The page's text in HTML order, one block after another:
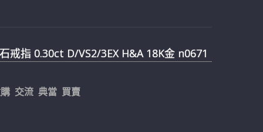
戒指 0.30ct D/VS2/3EX H&A 18K金 n0671
交流 典當 買賣